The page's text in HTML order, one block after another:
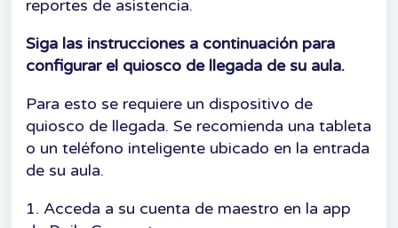
reportes de asistencia.
Siga las instrucciones a continuación para
configurar el quiosco de llegada de su aula.
Para esto se requiere un dispositivo de
quiosco de llegada. Se recomienda una tableta
o un teléfono inteligente ubicado en la entrada
de su aula.
1. Acceda a su cuenta de maestro en la app